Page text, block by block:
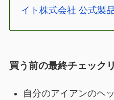
イト株式会社 公式製
買う前の最終チェック
自分のアイアンのヘ